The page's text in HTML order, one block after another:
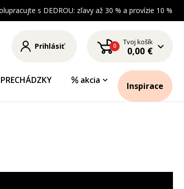
s DEDROU: zľavy až 30 % a provízie 10 %
Prihlásiť 0 Tvoj košík
0,00 €
PRECHÁDZKY akcia
Inspirace